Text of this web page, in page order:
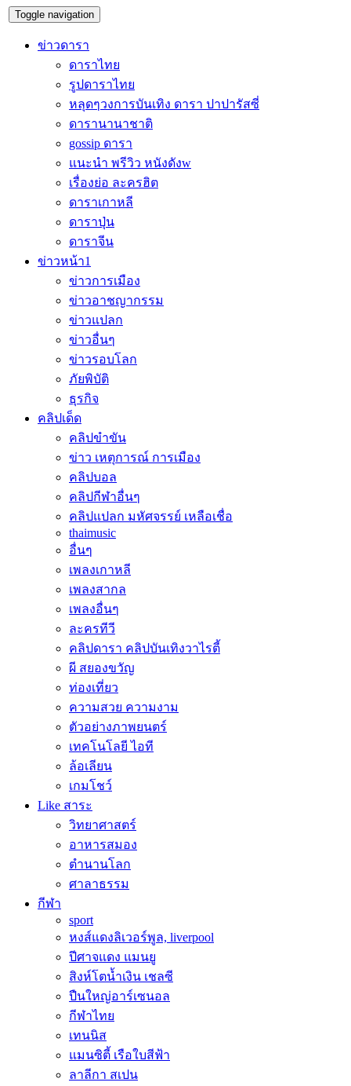
Toggle navigation
ข่าวดารา
ดาราไทย
รูปดาราไทย
หลุดๆวงการบันเทิง ดารา ปาปารัสซี่
ดารานานาชาติ
gossip ดารา
แนะนำ พรีวิว หนังดังw
เรื่องย่อ ละครฮิต
ดาราเกาหลี
ดาราปุ่น
ดาราจีน
ข่าวหน้า1
ข่าวการเมือง
ข่าวอาชญากรรม
ข่าวแปลก
ข่าวอื่นๆ
ข่าวรอบโลก
ภัยพิบัติ
ธุรกิจ
คลิปเด็ด
คลิปขำขัน
ข่าว เหตุการณ์ การเมือง
คลิปบอล
คลิปกีฬาอื่นๆ
คลิปแปลก มหัศจรรย์ เหลือเชื่อ
thaimusic
อื่นๆ
เพลงเกาหลี
เพลงสากล
เพลงอื่นๆ
ละครทีวี
คลิปดารา คลิปบันเทิงวาไรตี้
ผี สยองขวัญ
ท่องเที่ยว
ความสวย ความงาม
ตัวอย่างภาพยนตร์
เทคโนโลยี ไอที
ล้อเลียน
เกมโชว์
Like สาระ
วิทยาศาสตร์
อาหารสมอง
ตำนานโลก
ศาลาธรรม
กีฬา
sport
หงส์แดงลิเวอร์พูล, liverpool
ปีศาจแดง แมนยู
สิงห์โตน้ำเงิน เชลซี
ปืนใหญ่อาร์เซนอล
กีฬาไทย
เทนนิส
แมนซิตี้ เรือใบสีฟ้า
ลาลีกา สเปน